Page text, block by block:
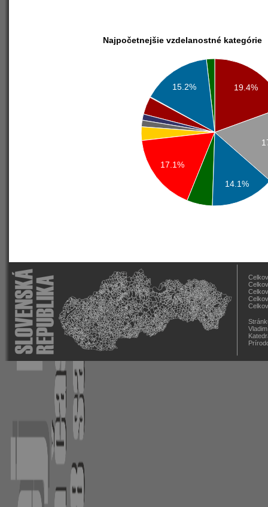
Najpočetnejšie vzdelanostné kategórie
19.4%
15.2%
17.1%
14.1%